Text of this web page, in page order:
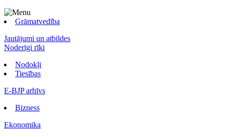
Grāmatvedība
Jautājumi un atbildes
Noderīgi rīki
Nodokļi
Tiesības
E-BJP arhīvs
Bizness
Ekonomika